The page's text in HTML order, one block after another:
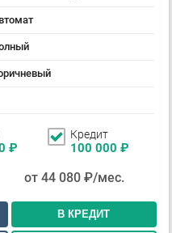
₽
Кредит
100 000 ₽
от 44 080₽/мес.
В КРЕДИТ